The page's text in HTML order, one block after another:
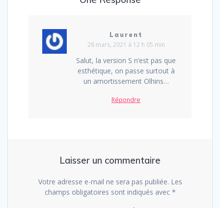
Laurent
28 mars, 2021 à 12 h 05 min
Salut, la version S n’est pas que
esthétique, on passe surtout à
un amortissement Olhins…
Répondre
Laisser un commentaire
Votre adresse e-mail ne sera pas publiée. Les
champs obligatoires sont indiqués avec *